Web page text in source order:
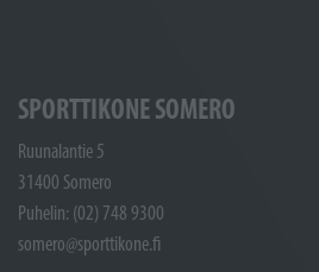
SPORTTIKONE SOMERO
Ruunalantie 5
31400 Somero
Puhelin: (02) 748 9300
somero@sporttikone.fi